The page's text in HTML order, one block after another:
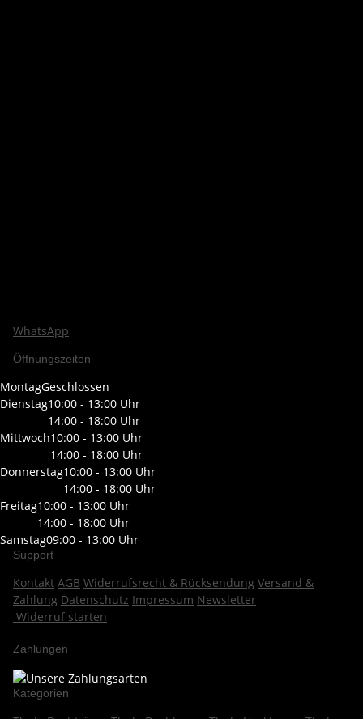
WhatsApp
Öffnungszeiten
MontagGeschlossen
Dienstag10:00 - 13:00 Uhr
14:00 - 18:00 Uhr
Mittwoch10:00 - 13:00 Uhr
14:00 - 18:00 Uhr
Donnerstag10:00 - 13:00 Uhr
14:00 - 18:00 Uhr
Freitag10:00 - 13:00 Uhr
14:00 - 18:00 Uhr
Samstag09:00 - 13:00 Uhr
Support
Kontakt AGB Widerrufsrecht & Rücksendung Versand &
Zahlung Datenschutz Impressum Newsletter
Widerruf starten
Zahlungen
Kategorien